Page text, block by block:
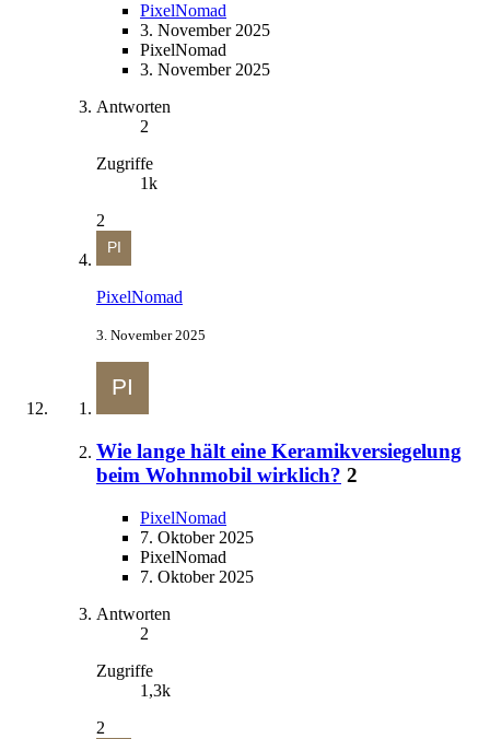
PixelNomad
3. November 2025
PixelNomad
3. November 2025
Antworten
2
Zugriffe
1k
2
PixelNomad
3. November 2025
Wie lange hält eine Keramikversiegelung
beim Wohnmobil wirklich? 2
PixelNomad
7. Oktober 2025
PixelNomad
7. Oktober 2025
Antworten
2
Zugriffe
1,3k
2